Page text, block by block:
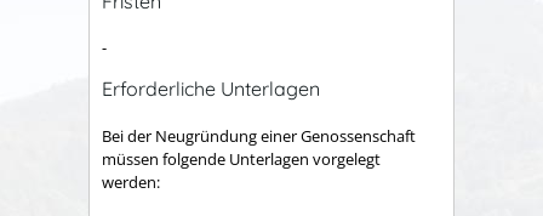
-
Erforderliche Unterlagen
Bei der Neugründung einer Genossenschaft
müssen folgende Unterlagen vorgelegt
werden: